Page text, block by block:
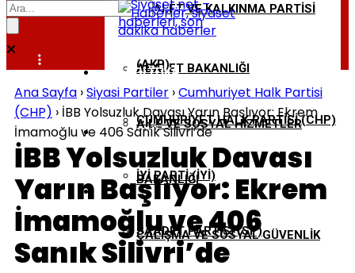
ADALET VE KALKINMA PARTISI
(AKP)
CUMHURIYET HALK PARTISI (CHP)
İYI PARTI (İYİ)
SAADET PARTISI (SP)
BAKANLIKLAR
ADALET BAKANLIĞI
AILE VE SOSYAL HIZMETLER
BAKANLIĞI
ÇALIŞMA VE SOSYAL GÜVENLIK
DIŞ POLITIKA
EKONOMI
GÜNDEM
TBMM
Ana Sayfa ›Siyasi Partiler ›Cumhuriyet Halk Partisi
(CHP) › İBB Yolsuzluk Davası Yarın Başlıyor: Ekrem
İmamoğlu ve 406 Sanık Silivri’de
İBB Yolsuzluk Davası
Yarın Başlıyor: Ekrem
İmamoğlu ve 406
Sanık Silivri’de